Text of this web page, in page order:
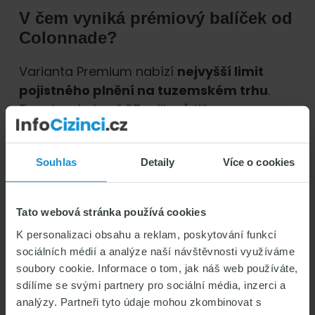
Souhlas Detaily Více o cookies
Tato webová stránka používá cookies
K personalizaci obsahu a reklam, poskytování funkcí
sociálních médií a analýze naší návštěvnosti využíváme
soubory cookie. Informace o tom, jak náš web používáte,
sdílíme se svými partnery pro sociální média, inzerci a
analýzy. Partneři tyto údaje mohou zkombinovat s
V čem vyniká prémiový balíček od
Colonnade?
Varianta Premium nabízí nejvyšší limit
pojistného plnění na tuzemském trhu.
Ten dosahuje až 25 milionů Kč.
V prémiovém balíčku má Colonnade i
úrazové pojištění a pojištění odpovědnosti
za škody.
Jaké pobyty na území ČR
pojištění kryje?
Cestovní zdravotní pojištění cizinců od
Colonnade se vztahuje na studijní, pracovní
i turistické pobyty. A to bez ohledu na délku